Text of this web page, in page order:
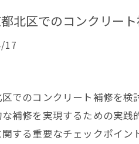
北区でのコンクリー
17
でのコンクリート補修を
補修を実現するための実
する重要なチェックポイ